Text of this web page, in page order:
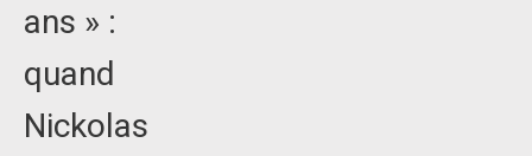
ans » :
quand
Nickolas